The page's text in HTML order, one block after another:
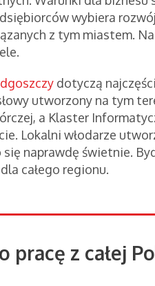
wybiera
z tym miastem.
dgoszczy dotyczą
utworzony na tym
a Klaster
Lokalni włodarze
się naprawdę świetnie.
całego regionu.
pracę z całej